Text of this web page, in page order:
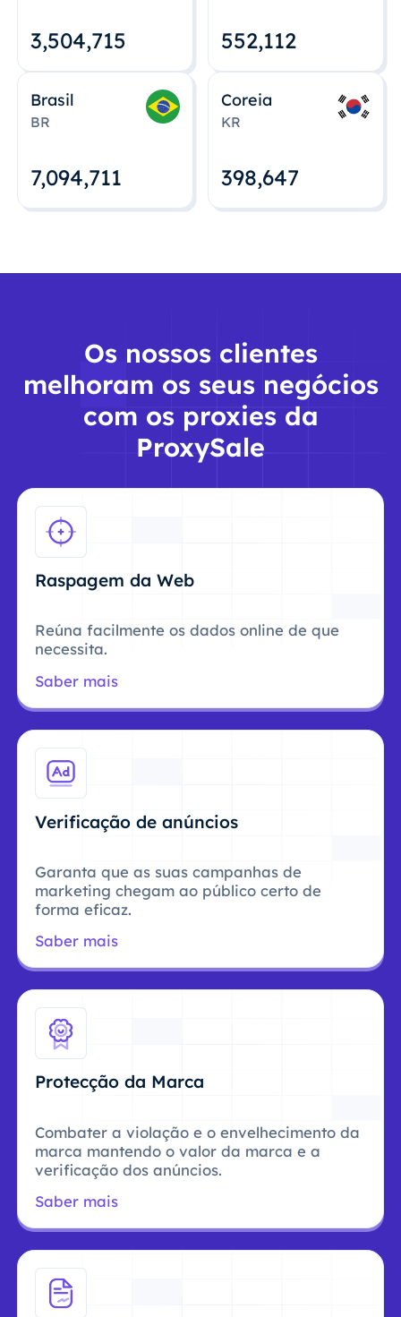
3,504,715 552,112
Brasil
BR
7,094,712
Coreia
KR
398,648
Os nossos clientes
melhoram os seus negócios
com os proxies da
ProxySale
Raspagem da Web
Reúna facilmente os dados online de que
necessita.
Saber mais
Verificação de anúncios
Garanta que as suas campanhas de
marketing chegam ao público certo de
forma eficaz.
Saber mais
Protecção da Marca
Combater a violação e o envelhecimento da
marca mantendo o valor da marca e a
verificação dos anúncios.
Saber mais